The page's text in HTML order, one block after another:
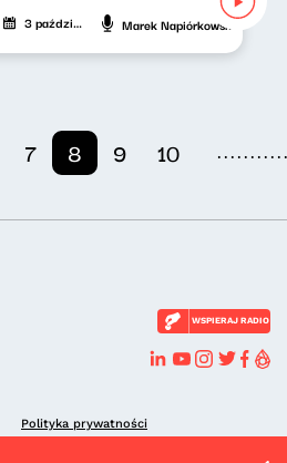
3 października 2024 Marek Napiórkowski
7 8 9 10
WSPIERAJ RADIO
Polityka prywatności